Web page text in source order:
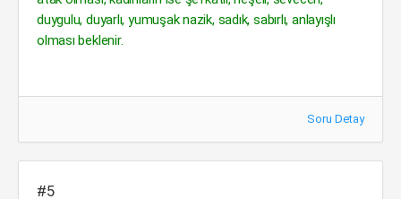
duygulu, duyarlı, yumuşak nazik, sadık, sabırlı, anlayışlı
olması beklenir.
Soru Detay
#5